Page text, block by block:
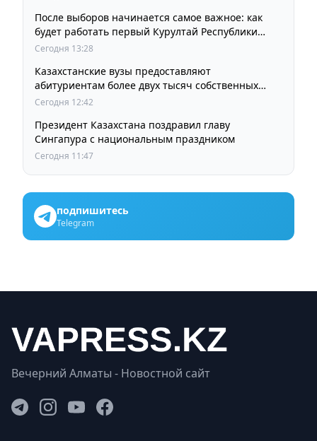
После выборов начинается самое важное: как
будет работать первый Курултай Республики
Казахстан
Сегодня 13:28
Казахстанские вузы предоставляют
абитуриентам более двух тысяч собственных
образовательных грантов
Сегодня 12:42
Президент Казахстана поздравил главу
Сингапура с национальным праздником
Сегодня 11:47
подпишитесь
Telegram
Вечерний Алматы - Новостной сайт